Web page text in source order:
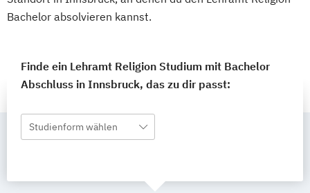
Bachelor absolvieren kannst.
Finde ein Lehramt Religion Studium mit Bachelor
Abschluss in Innsbruck, das zu dir passt:
Studienform wählen